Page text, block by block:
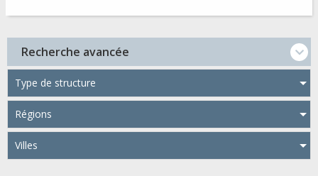
Recherche avancée
Type de structure
Régions
Villes